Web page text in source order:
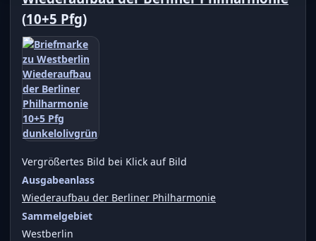
(10+5 Pfg)
Vergrößertes Bild bei Klick auf Bild
Ausgabeanlass
Wiederaufbau der Berliner Philharmonie
Sammelgebiet
Westberlin